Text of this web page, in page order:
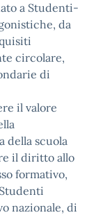
a Studenti-
da
circolare,
di
il valore
della scuola
il diritto allo
formativo,
nazionale, di